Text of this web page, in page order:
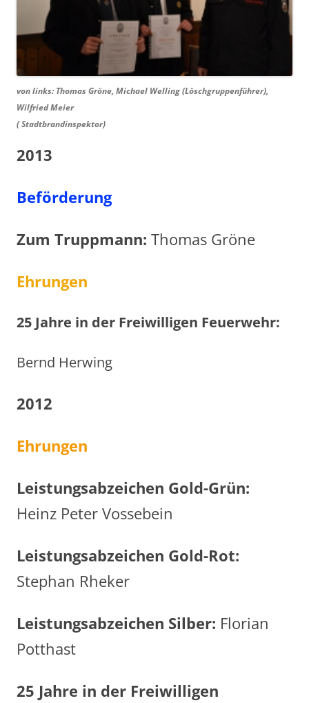
von links: Thomas Gröne, Michael Welling (Löschgruppenführer),
Wilfried Meier
( Stadtbrandinspektor)
2013
Beförderung
Zum Truppmann: Thomas Gröne
Ehrungen
25 Jahre in der Freiwilligen Feuerwehr:
Bernd Herwing
2012
Ehrungen
Leistungsabzeichen Gold-Grün:
Heinz Peter Vossebein
Leistungsabzeichen Gold-Rot:
Stephan Rheker
Leistungsabzeichen Silber: Florian
Potthast
25 Jahre in der Freiwilligen